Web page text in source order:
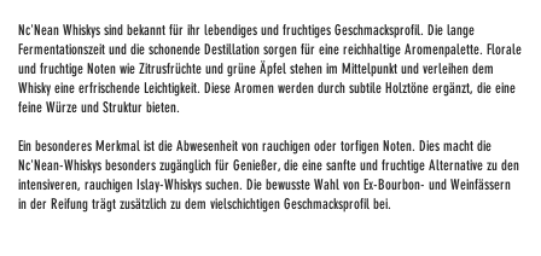
Nc'Nean Whiskys sind bekannt für ihr lebendiges und fruchtiges Geschmacksprofil. Die lange
Fermentationszeit und die schonende Destillation sorgen für eine reichhaltige Aromenpalette. Florale
und fruchtige Noten wie Zitrusfrüchte und grüne Äpfel stehen im Mittelpunkt und verleihen dem
Whisky eine erfrischende Leichtigkeit. Diese Aromen werden durch subtile Holztöne ergänzt, die eine
feine Würze und Struktur bieten.
Ein besonderes Merkmal ist die Abwesenheit von rauchigen oder torfigen Noten. Dies macht die
Nc'Nean-Whiskys besonders zugänglich für Genießer, die eine sanfte und fruchtige Alternative zu den
intensiveren, rauchigen Islay-Whiskys suchen. Die bewusste Wahl von Ex-Bourbon- und Weinfässern
in der Reifung trägt zusätzlich zu dem vielschichtigen Geschmacksprofil bei.